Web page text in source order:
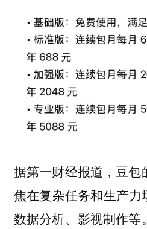
据第一财经报道，豆包
焦在复杂任务和生产力
数据分析、影视制作等